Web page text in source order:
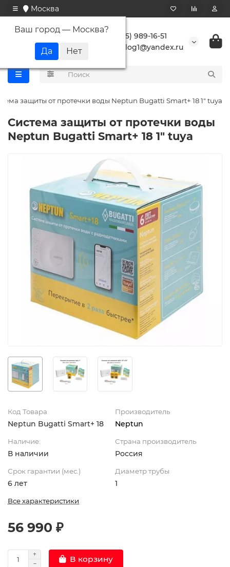
Москва
Ваш город — Москва?
+7 (495) 989-16-51
buranlog1@yandex.ru
защиты от протечки воды Neptun Bugatti Smart+ 18 1" tuya
Система защиты от протечки воды
Neptun Bugatti Smart+ 18 1" tuya
Код Товара
Neptun Bugatti Smart+ 18
Производитель
Neptun
Наличие:
В наличии
Страна производитель
Россия
Срок гарантии (мес.)
6 лет
Диаметр трубы
1
Все характеристики
56 990 ₽
В корзину